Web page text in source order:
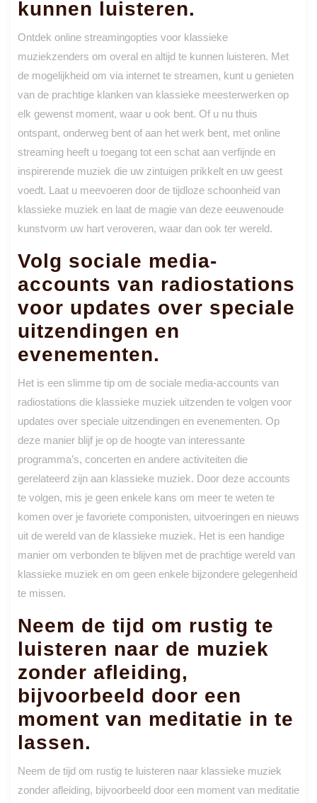
kunnen luisteren.
Ontdek online streamingopties voor klassieke
muziekzenders om overal en altijd te kunnen luisteren. Met
de mogelijkheid om via internet te streamen, kunt u genieten
van de prachtige klanken van klassieke meesterwerken op
elk gewenst moment, waar u ook bent. Of u nu thuis
ontspant, onderweg bent of aan het werk bent, met online
streaming heeft u toegang tot een schat aan verfijnde en
inspirerende muziek die uw zintuigen prikkelt en uw geest
voedt. Laat u meevoeren door de tijdloze schoonheid van
klassieke muziek en laat de magie van deze eeuwenoude
kunstvorm uw hart veroveren, waar dan ook ter wereld.
Volg sociale media-
accounts van radiostations
voor updates over speciale
uitzendingen en
evenementen.
Het is een slimme tip om de sociale media-accounts van
radiostations die klassieke muziek uitzenden te volgen voor
updates over speciale uitzendingen en evenementen. Op
deze manier blijf je op de hoogte van interessante
programma’s, concerten en andere activiteiten die
gerelateerd zijn aan klassieke muziek. Door deze accounts
te volgen, mis je geen enkele kans om meer te weten te
komen over je favoriete componisten, uitvoeringen en nieuws
uit de wereld van de klassieke muziek. Het is een handige
manier om verbonden te blijven met de prachtige wereld van
klassieke muziek en om geen enkele bijzondere gelegenheid
te missen.
Neem de tijd om rustig te
luisteren naar de muziek
zonder afleiding,
bijvoorbeeld door een
moment van meditatie in te
lassen.
Neem de tijd om rustig te luisteren naar klassieke muziek
zonder afleiding, bijvoorbeeld door een moment van meditatie